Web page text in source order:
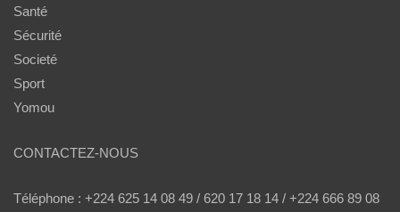
Santé
Sécurité
Societé
Sport
Yomou
CONTACTEZ-NOUS
Téléphone : +224 625 14 08 49 / 620 17 18 14 / +224 666 89 08